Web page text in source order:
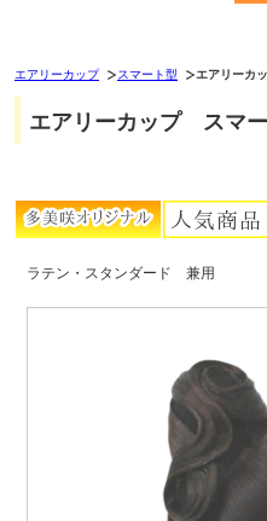
エアリーカップ スマート型 エアリーカ
エアリーカップ スマ
ラテン・スタンダード 兼用